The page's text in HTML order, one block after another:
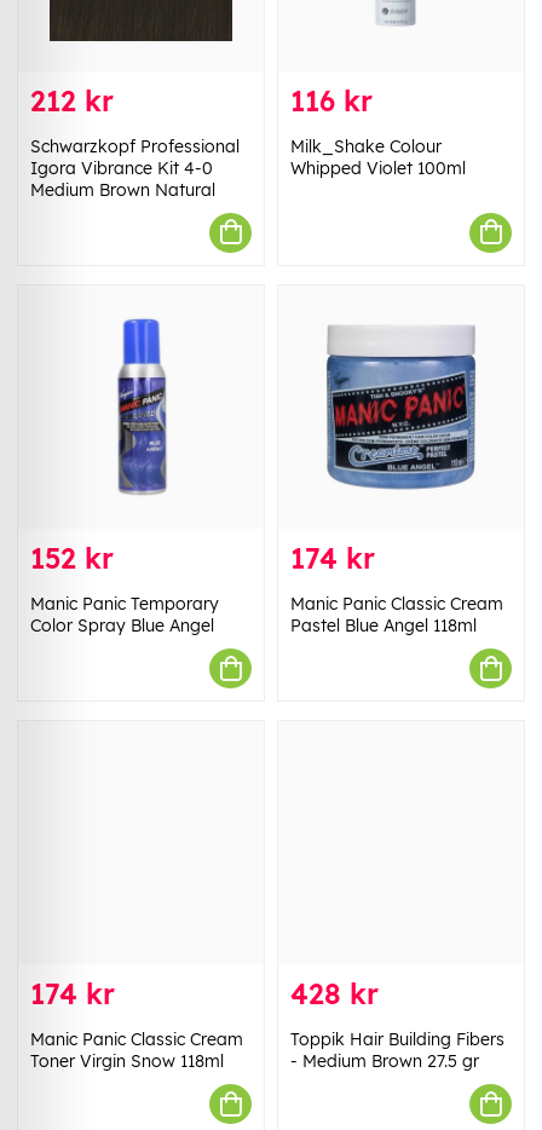
212 kr
Schwarzkopf Professional
Igora Vibrance Kit 4-0
Medium Brown Natural
116 kr
Milk_Shake Colour
Whipped Violet 100ml
152 kr
Manic Panic Temporary
Color Spray Blue Angel
174 kr
Manic Panic Classic Cream
Pastel Blue Angel 118ml
174 kr
Manic Panic Classic Cream
Toner Virgin Snow 118ml
428 kr
Toppik Hair Building Fibers
- Medium Brown 27.5 gr